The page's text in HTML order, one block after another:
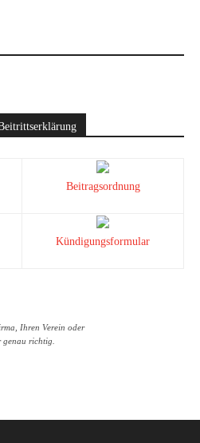
Beitragsordnung
Kündigungsformular
Ihren Verein oder
richtig.